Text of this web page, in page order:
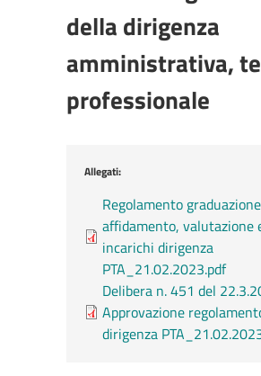
della dirigenza
amministrativa,
professionale
Allegati:
Regolamento
affidamento, valutazione
incarichi dirigenza
PTA_21.02.2023.pdf
Delibera n. 451 del
Approvazione
dirigenza